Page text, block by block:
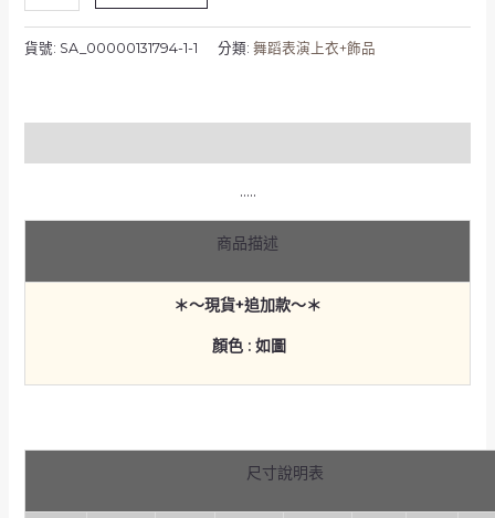
貨號: SA_00000131794-1-1 分類: 舞蹈表演上衣+飾品
…..
商品描述
＊～現貨+追加款～＊
顏色 : 如圖
尺寸說明表